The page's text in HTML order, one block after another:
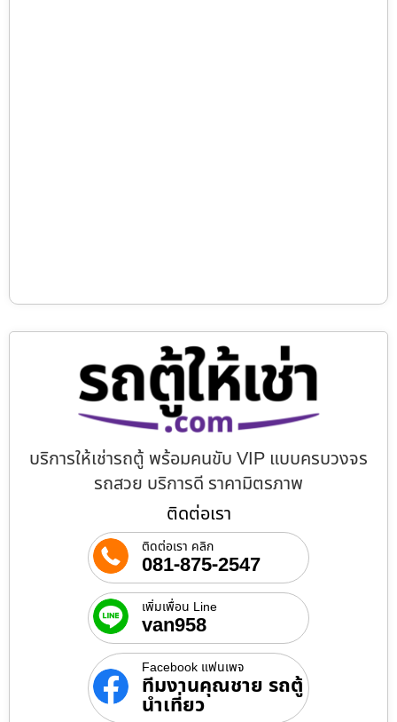
บริการให้เช่ารถตู้ พร้อมคนขับ VIP แบบครบวงจร
รถสวย บริการดี ราคามิตรภาพ
ติดต่อเรา
ติดต่อเรา คลิก
081-875-2547
เพิ่มเพื่อน Line
van958
Facebook แฟนเพจ
ทีมงานคุณชาย รถตู้
นำเที่ยว